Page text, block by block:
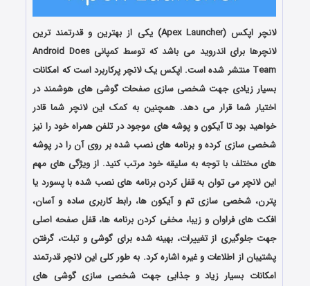
لانچر اپکس (Apex Launcher) یکی از بهترین و قدرتمند ترین
لانچرها برای اندروید می باشد که توسط کمپانی Android Does
Team منتشر شده است. اپکس یک لانچر پرکاربرد است که امکانات
بسیار زیادی جهت شخصی سازی صفحات گوشی های هوشمند در
اختیار شما قرار می دهد. همچنین به کمک این لانچر شما قادر
خواهید بود تا آیکون و پوشه های موجود در تلفن همراه خود را نیز
شخصی سازی کرده و برنامه های نصب شده بر روی آن را در پوشه
های مختلف با توجه به سلیقه خود مرتب کنید. از ویژگی های مهم
این لانچر می توان به قفل کردن برنامه های نصب شده با پسورد یا
پترن، شخصی سازی تم و آیکون ها، رابط کاربری ساده و آسان،
افکت های فراوان و زیبا، مخفی کردن برنامه ها، قفل صفحه اصلی
جهت جلوگیری از تغییرات، بهینه شده برای گوشی و تبلت، گرفتن
پشتیبان از اطلاعات و غیره اشاره کرد. به طور کلی این لانچر قدرتمند
امکانات بسیار زیاد و جذابی جهت شخصی سازی گوشی های